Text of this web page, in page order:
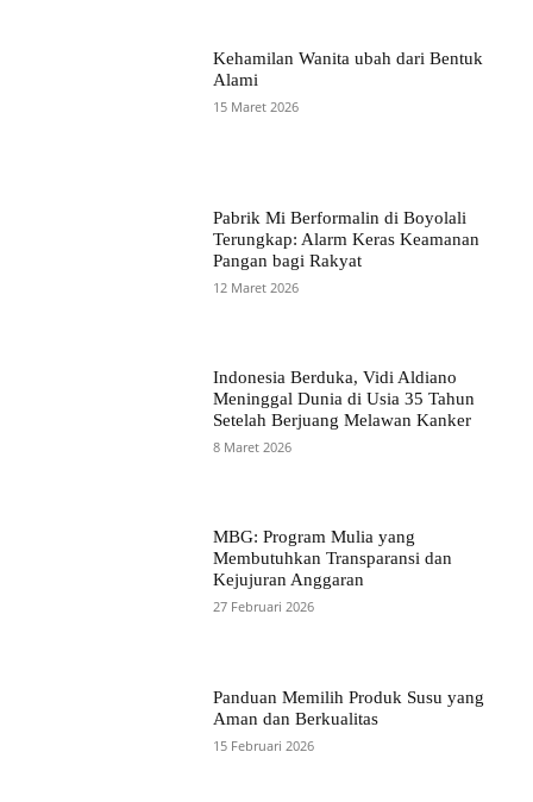
Kehamilan Wanita ubah dari Bentuk
Alami
15 Maret 2026
Pabrik Mi Berformalin di Boyolali
Terungkap: Alarm Keras Keamanan
Pangan bagi Rakyat
12 Maret 2026
Indonesia Berduka, Vidi Aldiano
Meninggal Dunia di Usia 35 Tahun
Setelah Berjuang Melawan Kanker
8 Maret 2026
MBG: Program Mulia yang
Membutuhkan Transparansi dan
Kejujuran Anggaran
27 Februari 2026
Panduan Memilih Produk Susu yang
Aman dan Berkualitas
15 Februari 2026